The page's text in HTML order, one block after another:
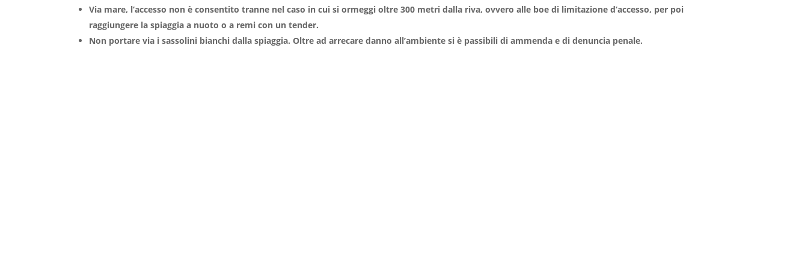
Via mare, l’accesso non è consentito tranne nel caso in cui si ormeggi oltre 300 metri dalla riva, ovvero alle boe di limitazione d’accesso, per poi
raggiungere la spiaggia a nuoto o a remi con un tender.
Non portare via i sassolini bianchi dalla spiaggia. Oltre ad arrecare danno all’ambiente si è passibili di ammenda e di denuncia penale.